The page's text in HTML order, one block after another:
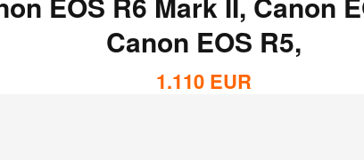
Canon EOS R5,
1.110 EUR